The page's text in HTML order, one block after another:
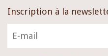
Inscription à la